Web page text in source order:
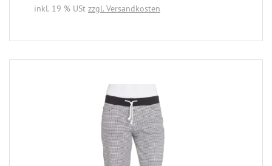
inkl. 19 % USt zzgl. Versandkosten